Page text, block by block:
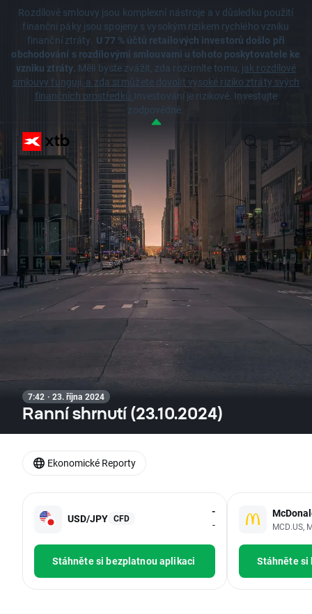
Rozdílové smlouvy jsou komplexní nástroje a v důsledku použití
finanční páky jsou spojeny s vysokým rizikem rychlého vzniku
finanční ztráty. U 77 % účtů retailových investorů došlo při
obchodování s rozdílovými smlouvami u tohoto poskytovatele ke
vzniku ztráty. Měli byste zvážit, zda rozumíte tomu, jak rozdílové
smlouvy fungují, a zda si můžete dovolit vysoké riziko ztráty svých
finančních prostředků.Investování je rizikové. Investujte
zodpovědně.
7:42 · 23. října 2024
Ranní shrnutí (23.10.2024)
USD/JPY CFD
-
-
Stáhněte si bezplatnou aplikaci
MCD.US,
Stáhněte
Ekonomické Reporty